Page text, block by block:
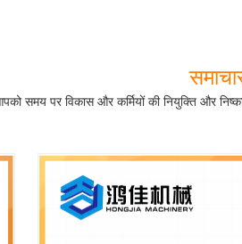
पर विकास और कर्मियों की नियुक्ति और